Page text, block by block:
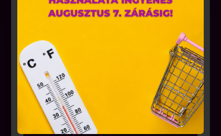
Aktualitások
Rólunk
A „sütiket" az elektronikus hírközlésről szóló 2003.
összefüggő szolgáltatások egyes kérdéseiről szóló
2001. évi CVIII. törvény, valamint az Európai Unió
előírásainak megfelelően használjuk. Azon
weblapoknak, melyek az Európai Unió országain
belül működnek, a „sütik" használatához, és
ezeknek a felhasználó számítógépén vagy egyéb
eszközén történő tárolásához a felhasználók
hozzájárulását kell kérniük.